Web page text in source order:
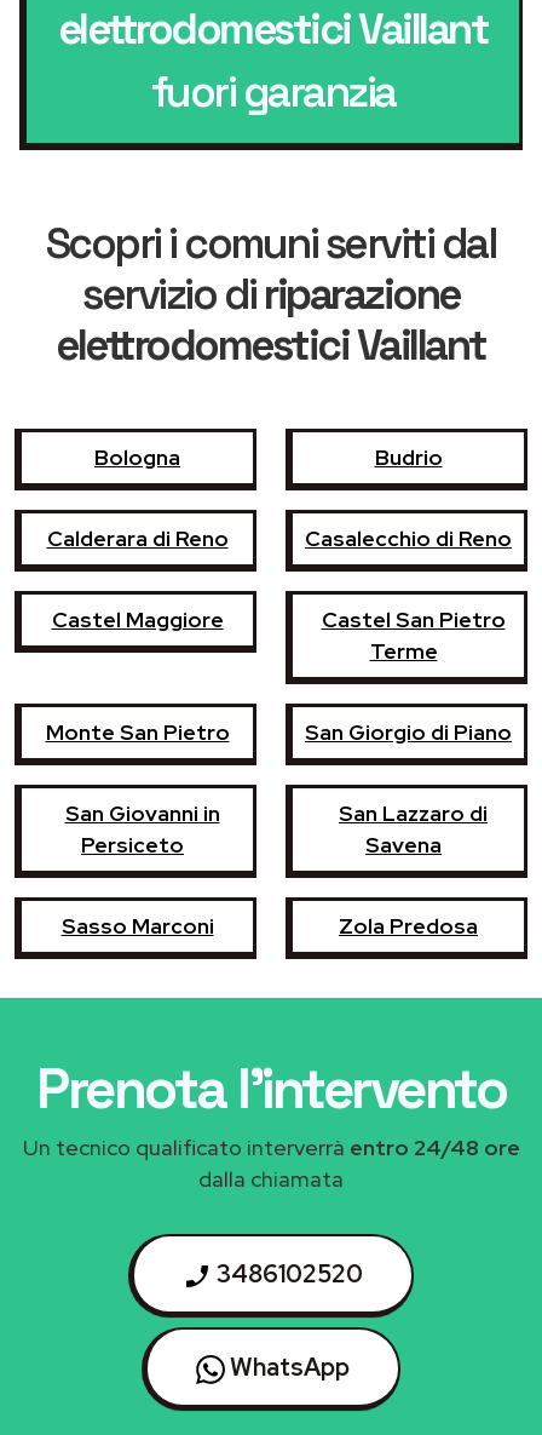
elettrodomestici Vaillant
fuori garanzia
Scopri i comuni serviti dal
servizio diriparazione
elettrodomestici Vaillant
Bologna Budrio
Calderara di Reno Casalecchio di Reno
Castel Maggiore
Castel San Pietro
Terme
Monte San Pietro San Giorgio di Piano
San Giovanni in
Persiceto
San Lazzaro di
Savena
Sasso Marconi Zola Predosa
Prenota l'intervento
Un tecnico qualificato interverrà entro 24/48 ore
dalla chiamata
3486102520
WhatsApp